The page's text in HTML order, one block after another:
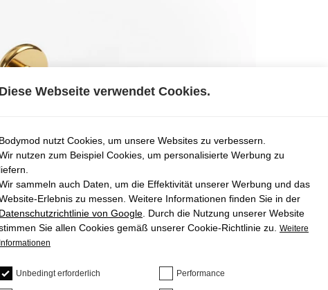
Webseite verwendet Cookies.
nutzt Cookies, um unsere Websites zu verbessern.
nutzen zum Beispiel Cookies, um personalisierte Werbung zu
sammeln auch Daten, um die Effektivität unserer Werbung und das
Erlebnis zu messen. Weitere Informationen finden Sie in der
von Google . Durch die Nutzung unserer Website
Sie allen Cookies gemäß unserer Cookie-Richtlinie zu. Weitere
Unbedingt erforderlich Performance